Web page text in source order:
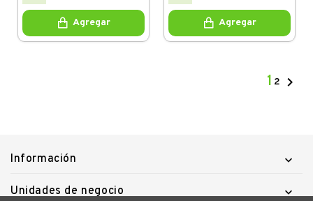
price
Agregar
price
Agregar
1 2 
Información 
Unidades de negocio 